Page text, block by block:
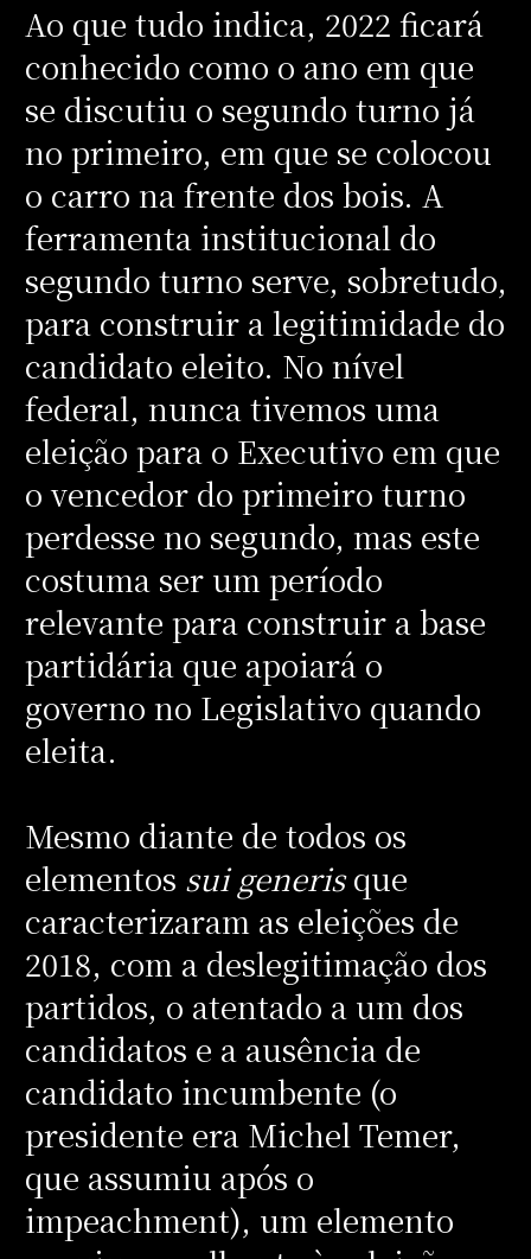
Ao que tudo indica, 2022 ficará
conhecido como o ano em que
se discutiu o segundo turno já
no primeiro, em que se colocou
o carro na frente dos bois. A
ferramenta institucional do
segundo turno serve, sobretudo,
para construir a legitimidade do
candidato eleito. No nível
federal, nunca tivemos uma
eleição para o Executivo em que
o vencedor do primeiro turno
perdesse no segundo, mas este
costuma ser um período
relevante para construir a base
partidária que apoiará o
governo no Legislativo quando
eleita.
Mesmo diante de todos os
elementos sui generisque
caracterizaram as eleições de
2018, com a deslegitimação dos
partidos, o atentado a um dos
candidatos e a ausência de
candidato incumbente (o
presidente era Michel Temer,
que assumiu após o
impeachment), um elemento